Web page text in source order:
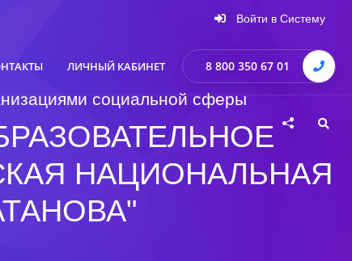
Войти в Систему
ЛИЧНЫЙ КАБИНЕТ 8 800 350 67 01
социальной сферы
НАЦИОНАЛЬНАЯ